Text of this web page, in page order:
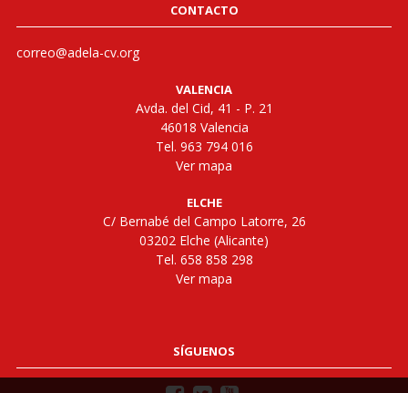
CONTACTO
correo@adela-cv.org
VALENCIA
Avda. del Cid, 41 - P. 21
46018 Valencia
Tel. 963 794 016
Ver mapa
ELCHE
C/ Bernabé del Campo Latorre, 26
03202 Elche (Alicante)
Tel. 658 858 298
Ver mapa
SÍGUENOS